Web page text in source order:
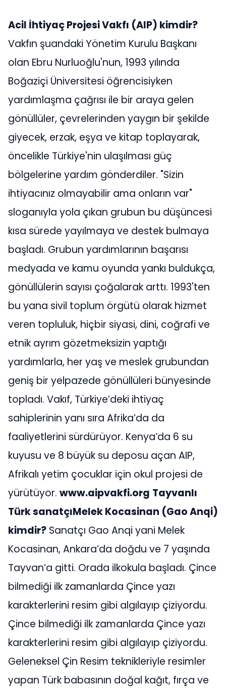
Acil İhtiyaç Projesi Vakfı (AIP) kimdir?
Vakfın şuandaki Yönetim Kurulu Başkanı
olan Ebru Nurluoğlu'nun, 1993 yılında
Boğaziçi Üniversitesi öğrencisiyken
yardımlaşma çağrısı ile bir araya gelen
gönüllüler, çevrelerinden yaygın bir şekilde
giyecek, erzak, eşya ve kitap toplayarak,
öncelikle Türkiye'nin ulaşılması güç
bölgelerine yardım gönderdiler. "Sizin
ihtiyacınız olmayabilir ama onların var"
sloganıyla yola çıkan grubun bu düşüncesi
kısa sürede yayılmaya ve destek bulmaya
başladı. Grubun yardımlarının başarısı
medyada ve kamu oyunda yankı buldukça,
gönüllülerin sayısı çoğalarak arttı. 1993'ten
bu yana sivil toplum örgütü olarak hizmet
veren topluluk, hiçbir siyasi, dini, coğrafi ve
etnik ayrım gözetmeksizin yaptığı
yardımlarla, her yaş ve meslek grubundan
geniş bir yelpazede gönüllüleri bünyesinde
topladı. Vakıf, Türkiye’deki ihtiyaç
sahiplerinin yanı sıra Afrika’da da
faaliyetlerini sürdürüyor. Kenya’da 6 su
kuyusu ve 8 büyük su deposu açan AIP,
Afrikalı yetim çocuklar için okul projesi de
yürütüyor. www.aipvakfi.org Tayvanlı
Türk sanatçıMelek Kocasinan (Gao Anqi)
kimdir? Sanatçı Gao Anqi yani Melek
Kocasinan, Ankara’da doğdu ve 7 yaşında
Tayvan’a gitti. Orada ilkokula başladı. Çince
bilmediği ilk zamanlarda Çince yazı
karakterlerini resim gibi algılayıp çiziyordu.
Çince bilmediği ilk zamanlarda Çince yazı
karakterlerini resim gibi algılayıp çiziyordu.
Geleneksel Çin Resim teknikleriyle resimler
yapan Türk babasının doğal kağıt, fırça ve